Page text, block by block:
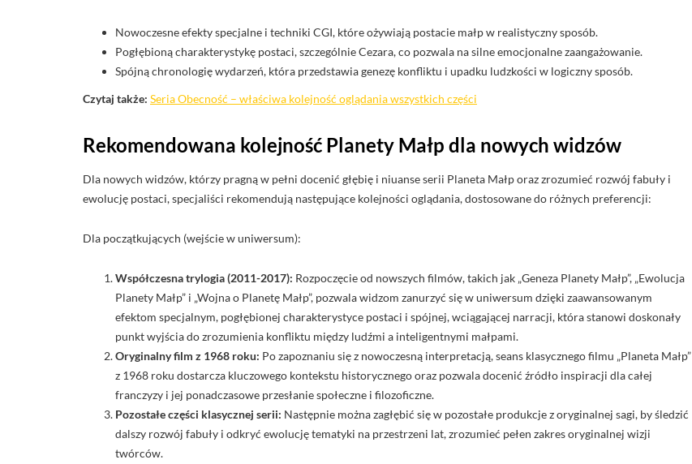
Nowoczesne efekty specjalne i techniki CGI, które ożywiają postacie małp w realistyczny sposób.
Pogłębioną charakterystykę postaci, szczególnie Cezara, co pozwala na silne emocjonalne zaangażowanie.
Spójną chronologię wydarzeń, która przedstawia genezę konfliktu i upadku ludzkości w logiczny sposób.
Czytaj także: Seria Obecność – właściwa kolejność oglądania wszystkich części
Rekomendowana kolejność Planety Małp dla nowych widzów
Dla nowych widzów, którzy pragną w pełni docenić głębię i niuanse serii Planeta Małp oraz zrozumieć rozwój fabuły i
ewolucję postaci, specjaliści rekomendują następujące kolejności oglądania, dostosowane do różnych preferencji:
Dla początkujących (wejście w uniwersum):
Współczesna trylogia (2011-2017): Rozpoczęcie od nowszych filmów, takich jak „Geneza Planety Małp”, „Ewolucja
Planety Małp” i „Wojna o Planetę Małp”, pozwala widzom zanurzyć się w uniwersum dzięki zaawansowanym
efektom specjalnym, pogłębionej charakterystyce postaci i spójnej, wciągającej narracji, która stanowi doskonały
punkt wyjścia do zrozumienia konfliktu między ludźmi a inteligentnymi małpami.
Oryginalny film z 1968 roku: Po zapoznaniu się z nowoczesną interpretacją, seans klasycznego filmu „Planeta Małp”
z 1968 roku dostarcza kluczowego kontekstu historycznego oraz pozwala docenić źródło inspiracji dla całej
franczyzy i jej ponadczasowe przesłanie społeczne i filozoficzne.
Pozostałe części klasycznej serii: Następnie można zagłębić się w pozostałe produkcje z oryginalnej sagi, by śledzić
dalszy rozwój fabuły i odkryć ewolucję tematyki na przestrzeni lat, zrozumieć pełen zakres oryginalnej wizji
twórców.